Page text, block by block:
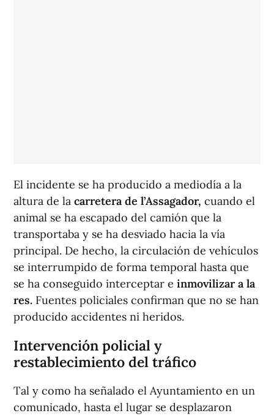
El incidente se ha producido a mediodía a la
altura de la carretera de l’Assagador, cuando el
animal se ha escapado del camión que la
transportaba y se ha desviado hacia la vía
principal. De hecho, la circulación de vehículos
se interrumpido de forma temporal hasta que
se ha conseguido interceptar e inmovilizar a la
res. Fuentes policiales confirman que no se han
producido accidentes ni heridos.
Intervención policial y
restablecimiento del tráfico
Tal y como ha señalado el Ayuntamiento en un
comunicado, hasta el lugar se desplazaron